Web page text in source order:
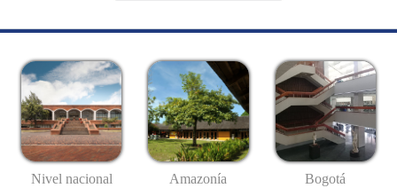
Nivel nacional Amazonía Bogotá